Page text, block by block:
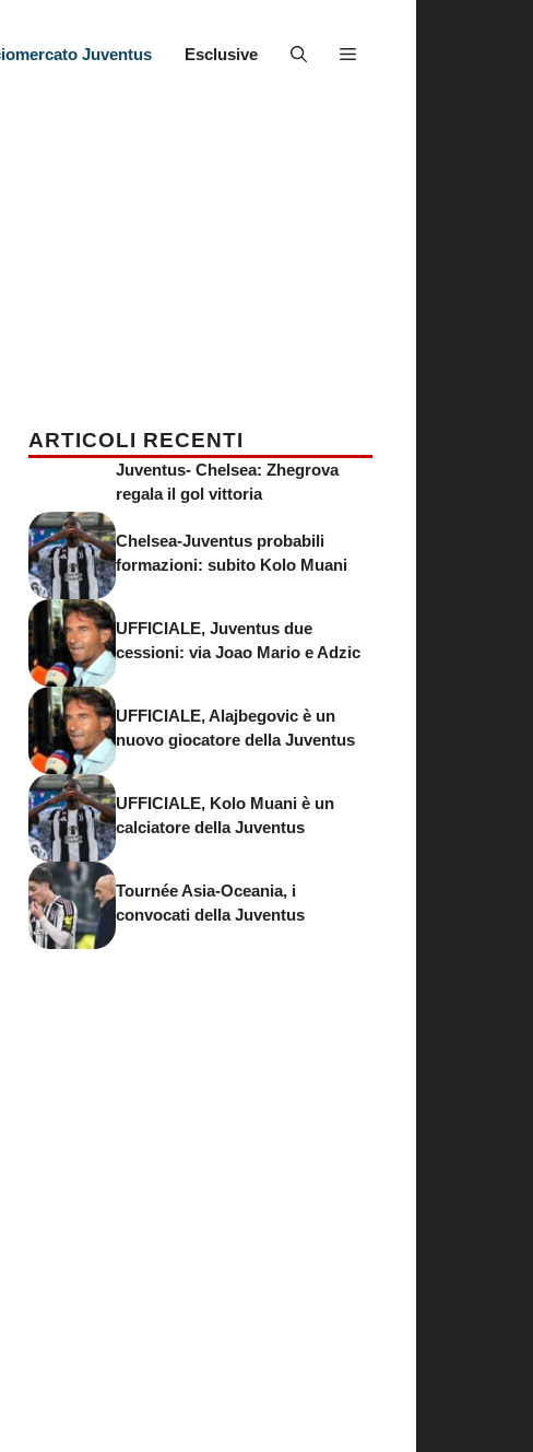
Juventus Esclusive
ARTICOLI RECENTI
Juventus- Chelsea: Zhegrova
regala il gol vittoria
Chelsea-Juventus probabili
formazioni: subito Kolo Muani
UFFICIALE, Juventus due
cessioni: via Joao Mario e Adzic
UFFICIALE, Alajbegovic è un
nuovo giocatore della Juventus
UFFICIALE, Kolo Muani è un
calciatore della Juventus
Tournée Asia-Oceania, i
convocati della Juventus